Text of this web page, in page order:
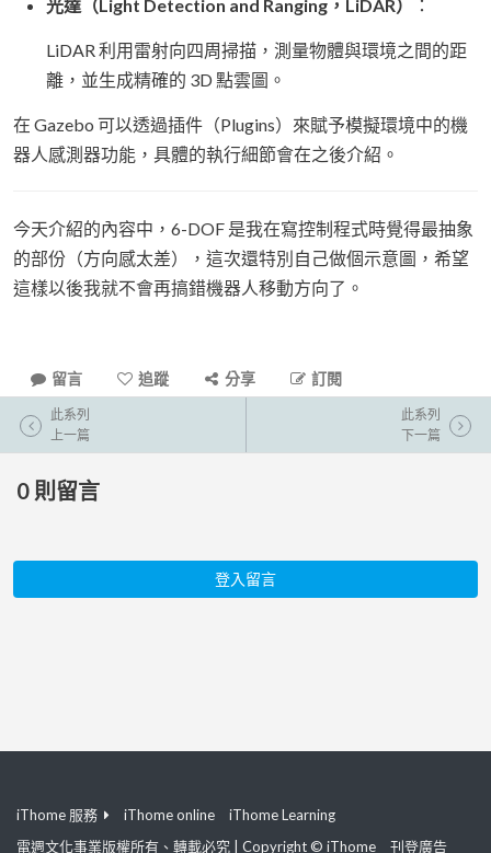
光達（Light Detection and Ranging，LiDAR） ：
LiDAR 利用雷射向四周掃描，測量物體與環境之間的距
離，並生成精確的 3D 點雲圖。
在 Gazebo 可以透過插件（Plugins）來賦予模擬環境中的機
器人感測器功能，具體的執行細節會在之後介紹。
今天介紹的內容中，6-DOF 是我在寫控制程式時覺得最抽象
的部份（方向感太差），這次還特別自己做個示意圖，希望
這樣以後我就不會再搞錯機器人移動方向了。
留言 追蹤 分享 訂閱
此系列
上一篇
此系列
下一篇
0 則留言
登入留言
iThome 服務 iThome online
iThome Learning
電週文化事業版權所有、轉載必究 | Copyright © iThome
刊登廣告